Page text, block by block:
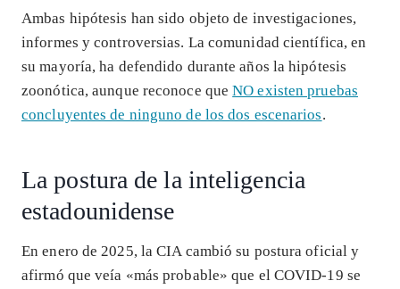
Ambas hipótesis han sido objeto de investigaciones,
informes y controversias. La comunidad científica, en
su mayoría, ha defendido durante años la hipótesis
zoonótica, aunque reconoce queNO existen pruebas
concluyentes de ninguno de los dos escenarios.
La postura de la inteligencia
estadounidense
En enero de 2025, la CIA cambió su postura oficial y
afirmó que veía «más probable» que el COVID-19 se